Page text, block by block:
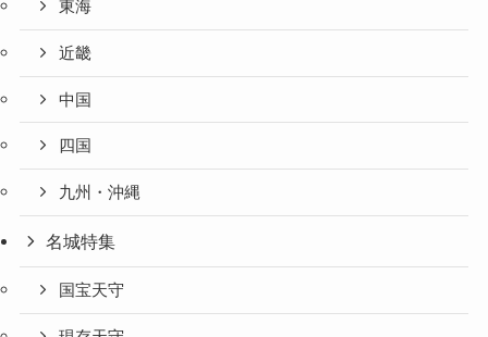
東海
近畿
中国
四国
九州・沖縄
名城特集
国宝天守